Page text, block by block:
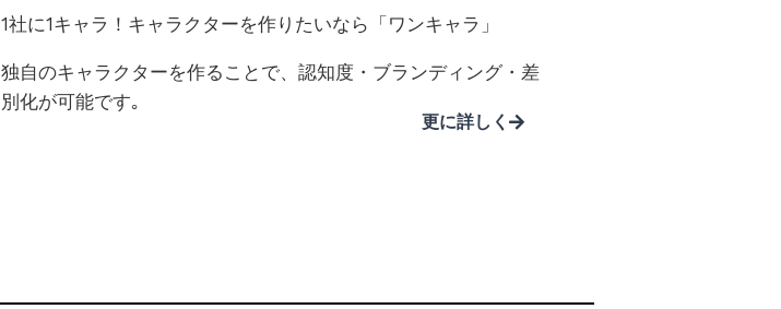
1社に1キャラ！キャラクターを作りたいなら「ワンキャラ」
独自のキャラクターを作ることで、認知度・ブランディング・差
別化が可能です｡
更に詳しく